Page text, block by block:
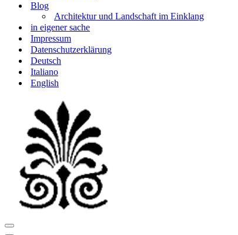
Blog
Architektur und Landschaft im Einklang
in eigener sache
Impressum
Datenschutzerklärung
Deutsch
Italiano
English
Navigationsmenü